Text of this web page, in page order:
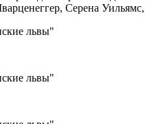
Серена